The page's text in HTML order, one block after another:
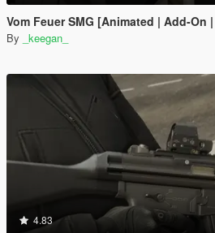
Vom Feuer SMG [Animated | Add-On |
By _keegan_
4.83